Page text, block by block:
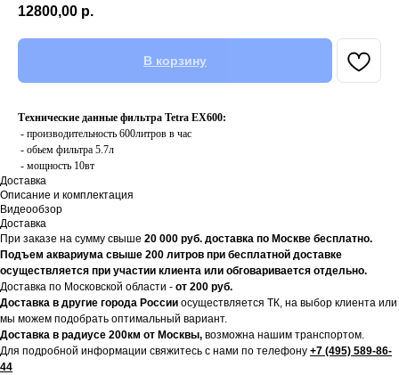
12800,00 р.
В корзину
Технические данные фильтра Tetra EX600:
- производительность 600литров в час
- обьем фильтра 5.7л
- мощность 10вт
Доставка
Описание и комплектация
Видеообзор
Доставка
При заказе на сумму свыше 20 000 руб. доставка по Москве бесплатно.
Подъем аквариума свыше 200 литров при бесплатной доставке
осуществляется при участии клиента или обговаривается отдельно.
Доставка по Московской области - от 200 руб.
Доставка в другие города России осуществляется ТК, на выбор клиента или
мы можем подобрать оптимальный вариант.
Доставка в радиусе 200км от Москвы, возможна нашим транспортом.
Для подробной информации свяжитесь с нами по телефону +7 (495) 589-86-
44